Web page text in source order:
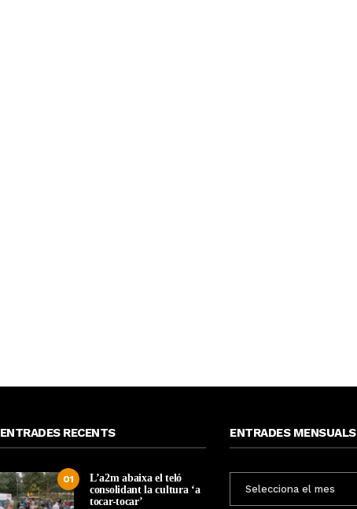
ENTRADES RECENTS
01
L’a2m abaixa el teló
consolidant la cultura ‘a
tocar-tocar’
ENTRADES MENSUALS
MENSUALS